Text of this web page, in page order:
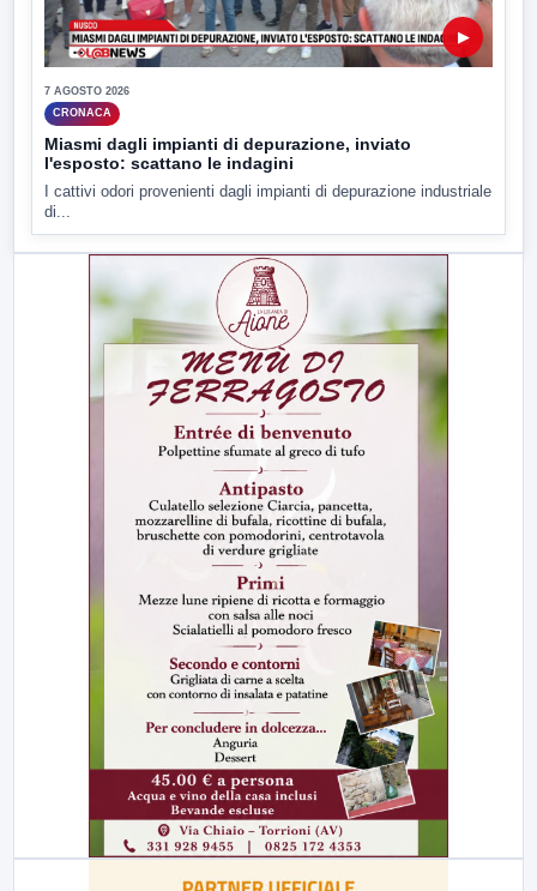
▶
7 AGOSTO 2026
CRONACA
Miasmi dagli impianti di depurazione, inviato
l'esposto: scattano le indagini
I cattivi odori provenienti dagli impianti di depurazione industriale
di...